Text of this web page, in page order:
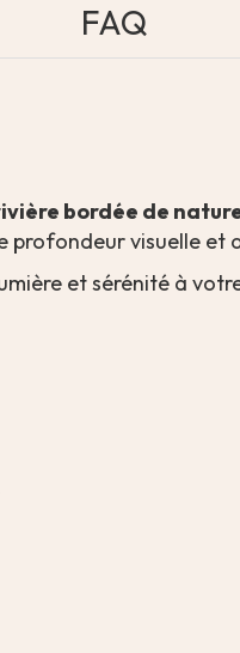
FAQ
bordée de
profondeur visuelle et
et sérénité à